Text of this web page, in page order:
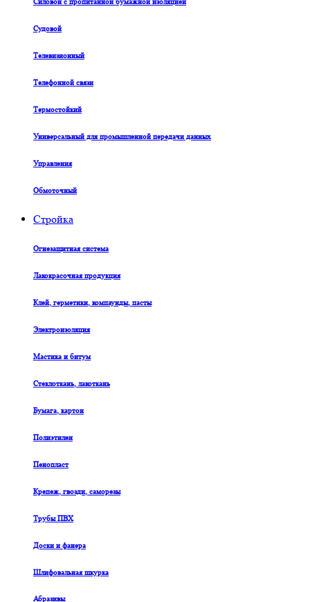
Судовой
Телевизионный
Телефонной связи
Термостойкий
Универсальный для промышленной передачи данных
Управления
Обмоточный
Стройка
Огнезащитная система
Лакокрасочная продукция
Клей, герметики, компаунды, пасты
Электроизоляция
Мастика и битум
Стеклоткань, лакоткань
Бумага, картон
Полиэтилен
Пенопласт
Крепеж, гвозди, саморезы
Трубы ПВХ
Доски и фанера
Шлифовальная шкурка
Абразивы